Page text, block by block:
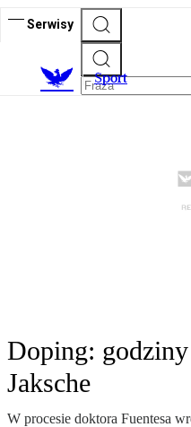
Serwisy
Sport
Doping:
Jaksche
W procesie doktora Fuentesa